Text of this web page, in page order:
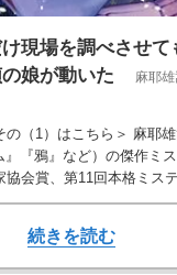
け現場を調べさせ
娘が動いた
麻耶
の（1）はこちら＞ 麻耶
』『鴉』など）の傑作ミ
会賞、第11回本格ミス
続きを読む